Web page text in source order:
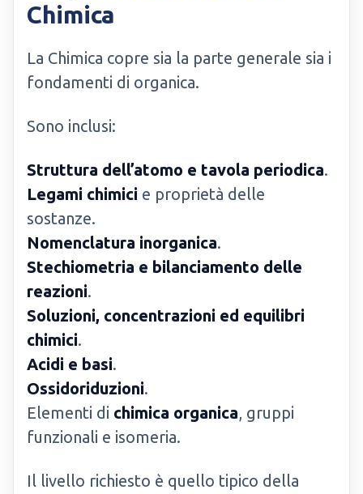
Chimica
La Chimica copre sia la parte generale sia i
fondamenti di organica.
Sono inclusi:
Struttura dell’atomo e tavola periodica.
Legami chimici e proprietà delle
sostanze.
Nomenclatura inorganica.
Stechiometria e bilanciamento delle
reazioni.
Soluzioni, concentrazioni ed equilibri
chimici.
Acidi e basi.
Ossidoriduzioni.
Elementi di chimica organica, gruppi
funzionali e isomeria.
Il livello richiesto è quello tipico della